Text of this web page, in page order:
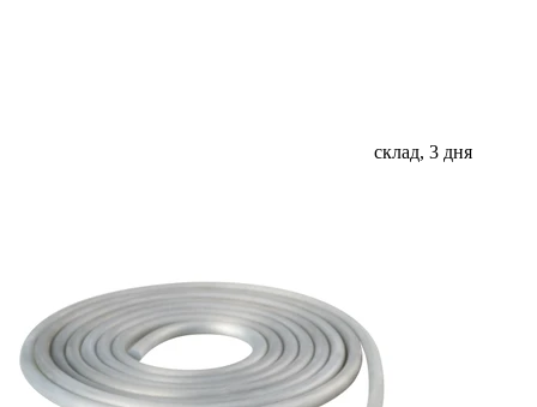
склад, 3 дня